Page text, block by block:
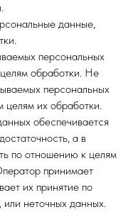
данные,
персональных
обработки. Не
персональных
их обработки.
обеспечивается
а в
по отношению к целям
принимает
их принятие по
неточных данных.